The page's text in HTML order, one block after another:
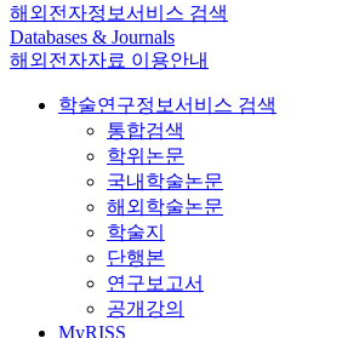
해외전자정보서비스 검색
Databases & Journals
해외전자자료 이용안내
학술연구정보서비스 검색
통합검색
학위논문
국내학술논문
해외학술논문
학술지
단행본
연구보고서
공개강의
MyRISS